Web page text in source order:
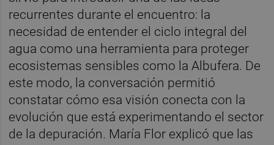
recurrentes durante el encuentro: la
necesidad de entender el ciclo integral del
agua como una herramienta para proteger
ecosistemas sensibles como la Albufera. De
este modo, la conversación permitió
constatar cómo esa visión conecta con la
evolución que está experimentando el sector
de la depuración. María Flor explicó que las